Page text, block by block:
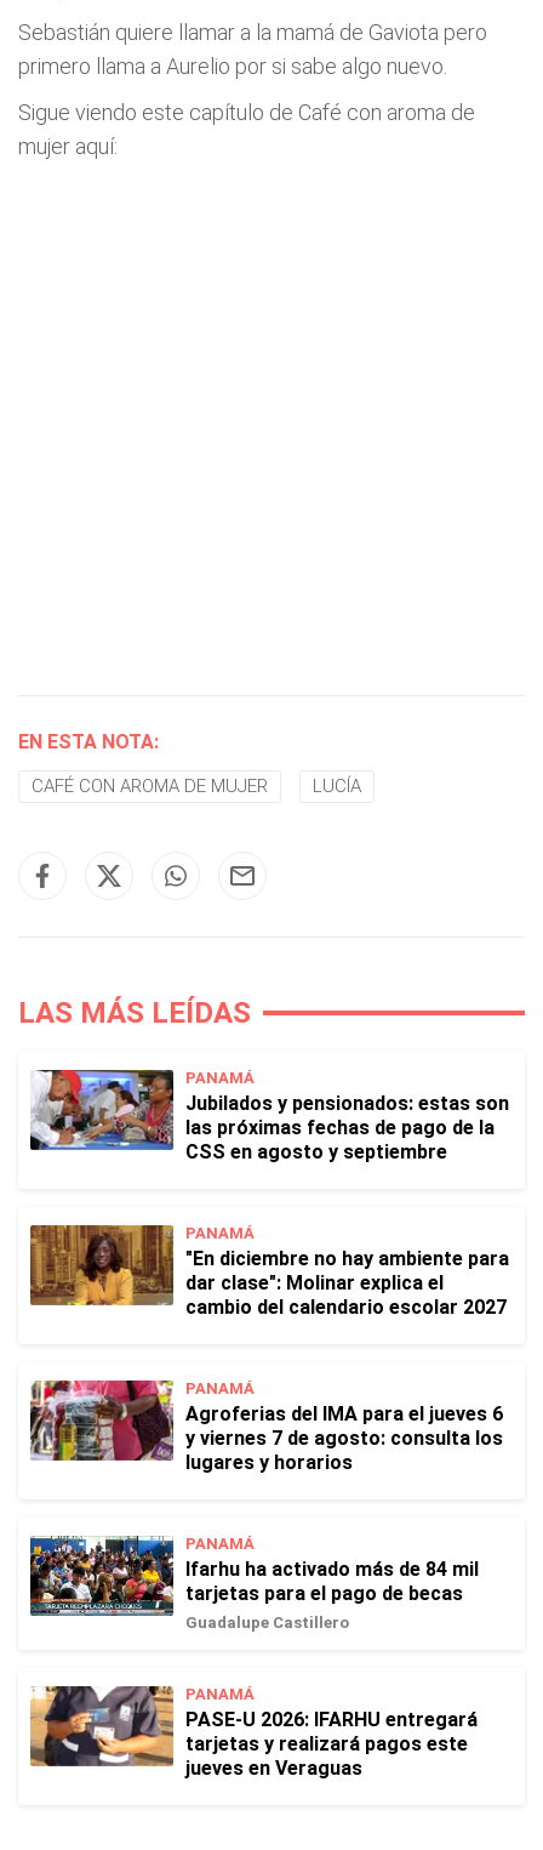
Sebastián quiere llamar a la mamá de Gaviota pero
primero llama a Aurelio por si sabe algo nuevo.
Sigue viendo este capítulo de Café con aroma de
mujer aquí:
EN ESTA NOTA:
CAFÉ CON AROMA DE MUJER LUCÍA
LAS MÁS LEÍDAS
PANAMÁ
Jubilados y pensionados: estas son
las próximas fechas de pago de la
CSS en agosto y septiembre
PANAMÁ
"En diciembre no hay ambiente para
dar clase": Molinar explica el
cambio del calendario escolar 2027
PANAMÁ
Agroferias del IMA para el jueves 6
y viernes 7 de agosto: consulta los
lugares y horarios
PANAMÁ
Ifarhu ha activado más de 84 mil
tarjetas para el pago de becas
Guadalupe Castillero
PANAMÁ
PASE-U 2026: IFARHU entregará
tarjetas y realizará pagos este
jueves en Veraguas